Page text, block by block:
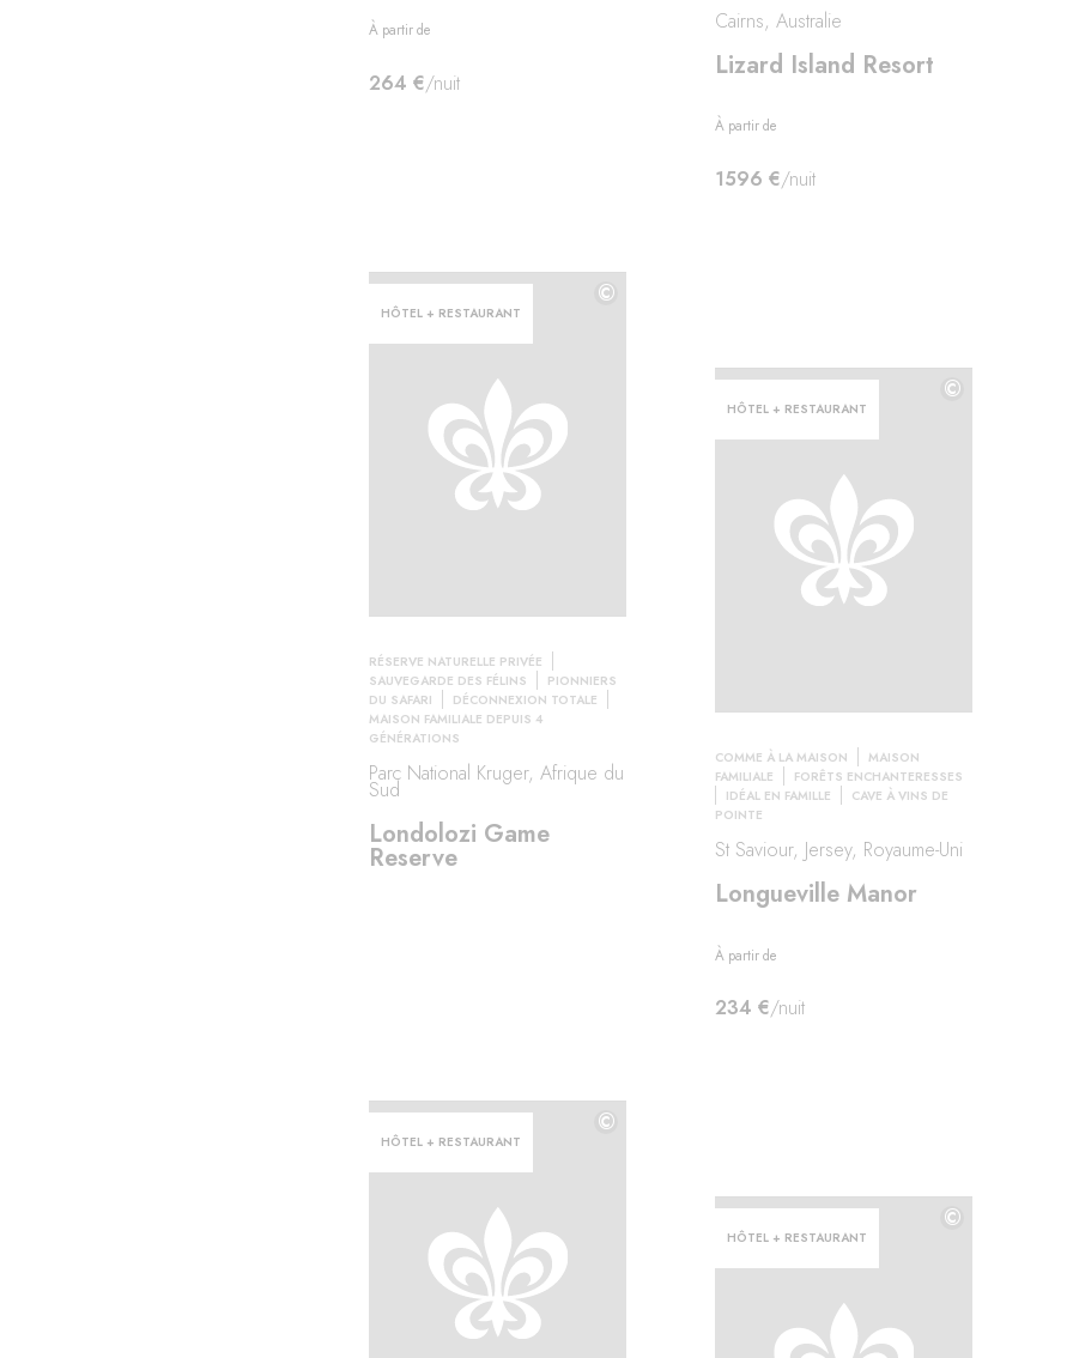
À partir de
264 €/nuit
Cairns, Australie
Lizard Island Resort
À partir de
1596 €/nuit
HÔTEL + RESTAURANT
©
RÉSERVE NATURELLE PRIVÉE
SAUVEGARDE DES FÉLINS
PIONNIERS
DU SAFARI
DÉCONNEXION TOTALE
MAISON FAMILIALE DEPUIS 4
GÉNÉRATIONS
Parc National Kruger, Afrique du
Sud
Londolozi Game
Reserve
HÔTEL + RESTAURANT
©
COMME À LA MAISON
MAISON
FAMILIALE
FORÊTS ENCHANTERESSES
IDÉAL EN FAMILLE
CAVE À VINS DE
POINTE
St Saviour, Jersey, Royaume-Uni
Longueville Manor
À partir de
234 €/nuit
HÔTEL + RESTAURANT
©
HÔTEL + RESTAURANT
©